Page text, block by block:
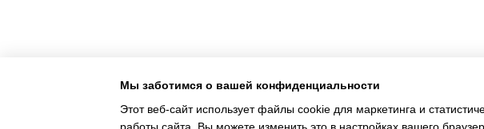
Мы заботимся о вашей конфиденциальности
Этот веб-сайт использует файлы cookie для маркетинга и